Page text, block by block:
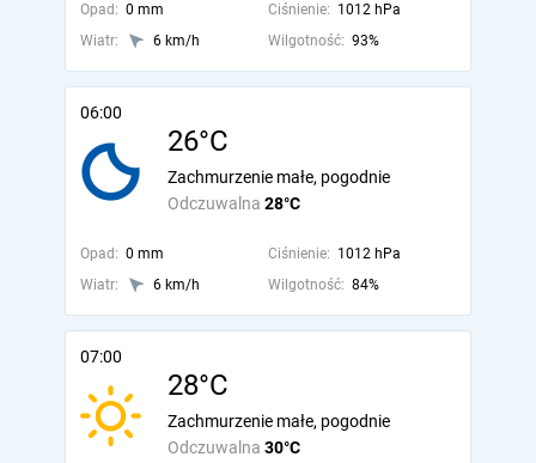
Opad: 0 mm Ciśnienie: 1012 hPa
Wiatr:
6 km/h Wilgotność: 93%
06:00
26°C
Odczuwalna 28°C
Zachmurzenie małe, pogodnie
Opad: 0 mm Ciśnienie: 1012 hPa
Wiatr:
6 km/h Wilgotność: 84%
07:00
28°C
Odczuwalna 30°C
Zachmurzenie małe, pogodnie